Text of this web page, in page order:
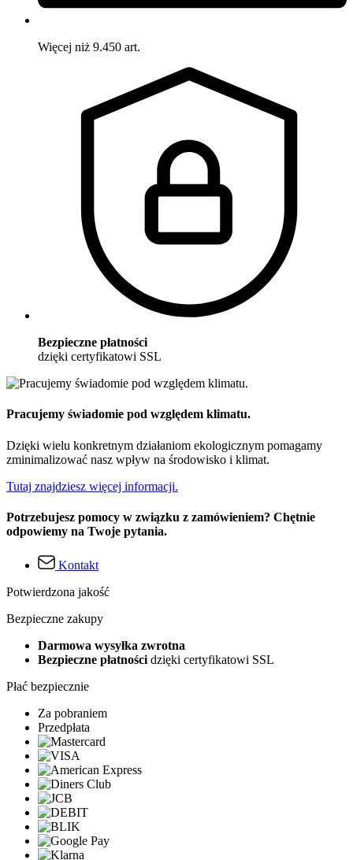
Więcej niż 9.450 art.
Bezpieczne płatności
dzięki certyfikatowi SSL
Pracujemy świadomie pod względem klimatu.
Dzięki wielu konkretnym działaniom ekologicznym pomagamy
zminimalizować nasz wpływ na środowisko i klimat.
Tutaj znajdziesz więcej informacji.
Potrzebujesz pomocy w związku z zamówieniem? Chętnie
odpowiemy na Twoje pytania.
Kontakt
Potwierdzona jakość
Bezpieczne zakupy
Darmowa wysyłka zwrotna
Bezpieczne płatności dzięki certyfikatowi SSL
Płać bezpiecznie
Za pobraniem
Przedpłata